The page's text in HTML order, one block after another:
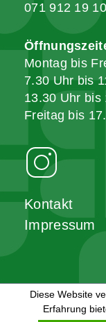
Kontakt
Impressum
071 912 19 10
Montag bis
7.30 Uhr bis
13.30 Uhr bis
Freitag bis
Diese Website
Erfahrung